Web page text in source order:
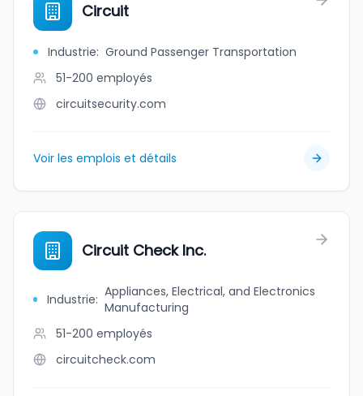
Circuit
Industrie: Ground Passenger Transportation
51-200 employés
circuitsecurity.com
Voir les emplois et détails
Circuit Check Inc.
Industrie: Appliances, Electrical, and Electronics
Manufacturing
51-200 employés
circuitcheck.com